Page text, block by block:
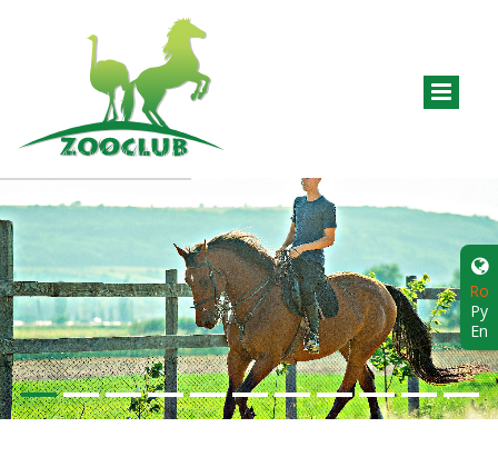
Ro
Ру
En